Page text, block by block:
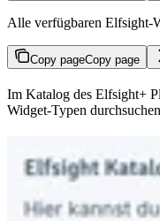
Alle verfügbaren Elfsight-
Copy pageCopy page
Im Katalog des Elfsight+
Widget-Typen